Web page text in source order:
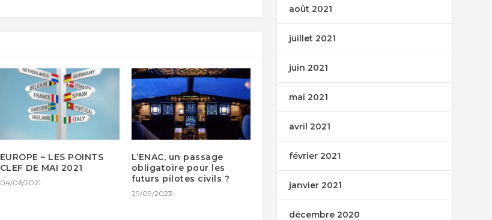
EUROPE – LES POINTS
CLEF DE MAI 2021
04/06/2021
L’ENAC, un passage
obligatoire pour les
futurs pilotes civils ?
29/09/2023
août 2021
juillet 2021
juin 2021
mai 2021
avril 2021
février 2021
janvier 2021
décembre 2020